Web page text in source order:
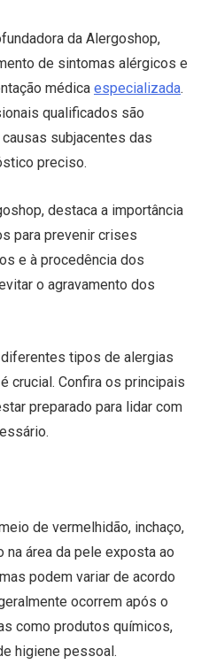
da Alergoshop,
de sintomas alérgicos e
médica especializada.
qualificados são
subjacentes das
preciso.
destaca a importância
para prevenir crises
e à procedência dos
o agravamento dos
tipos de alergias
crucial. Confira os principais
preparado para lidar com
de vermelhidão, inchaço,
na área da pele exposta ao
podem variar de acordo
ocorrem após o
como produtos químicos,
higiene pessoal.